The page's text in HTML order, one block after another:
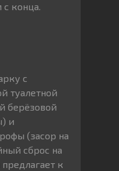
с конца.
с
туалетной
берёзовой
и
(засор на
сброс на
к